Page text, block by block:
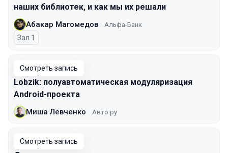
наших библиотек, и как мы их решали
Абакар Магомедов Альфа-Банк
Зал 1
Смотреть запись
Lobzik: полуавтоматическая модуляризация
Android-проекта
Миша Левченко Авто.ру
Смотреть запись